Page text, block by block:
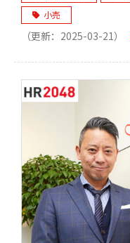
小売
（更新： 2025-03-21）